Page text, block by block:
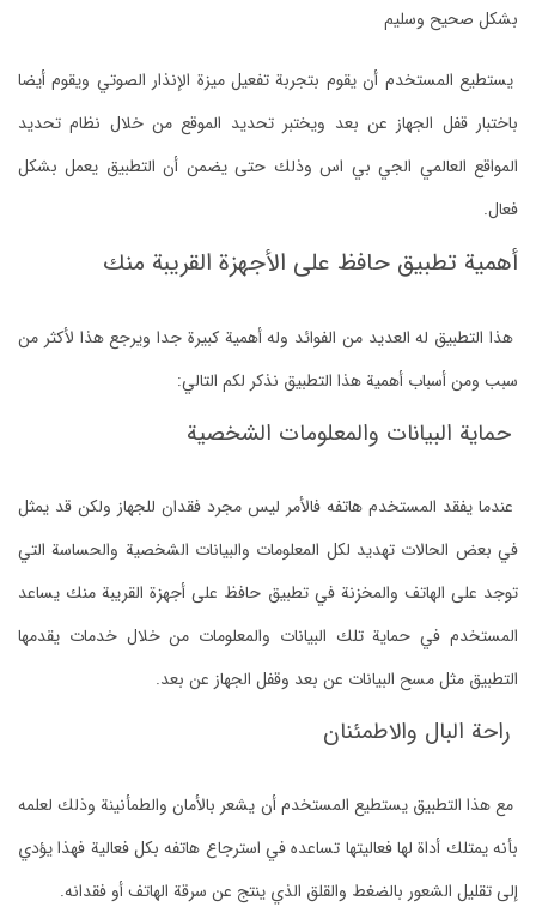
بشكل صحيح وسليم
يستطيع المستخدم أن يقوم بتجربة تفعيل ميزة الإنذار الصوتي ويقوم أيضا
باختبار قفل الجهاز عن بعد ويختبر تحديد الموقع من خلال نظام تحديد
المواقع العالمي الجي بي اس وذلك حتى يضمن أن التطبيق يعمل بشكل
فعال.
أهمية تطبيق حافظ على الأجهزة القريبة منك
هذا التطبيق له العديد من الفوائد وله أهمية كبيرة جدا ويرجع هذا لأكثر من
سبب ومن أسباب أهمية هذا التطبيق نذكر لكم التالي:
حماية البيانات والمعلومات الشخصية
عندما يفقد المستخدم هاتفه فالأمر ليس مجرد فقدان للجهاز ولكن قد يمثل
في بعض الحالات تهديد لكل المعلومات والبيانات الشخصية والحساسة التي
توجد على الهاتف والمخزنة في تطبيق حافظ على أجهزة القريبة منك يساعد
المستخدم في حماية تلك البيانات والمعلومات من خلال خدمات يقدمها
التطبيق مثل مسح البيانات عن بعد وقفل الجهاز عن بعد.
راحة البال والاطمئنان
مع هذا التطبيق يستطيع المستخدم أن يشعر بالأمان والطمأنينة وذلك لعلمه
بأنه يمتلك أداة لها فعاليتها تساعده في استرجاع هاتفه بكل فعالية فهذا يؤدي
إلى تقليل الشعور بالضغط والقلق الذي ينتج عن سرقة الهاتف أو فقدانه.